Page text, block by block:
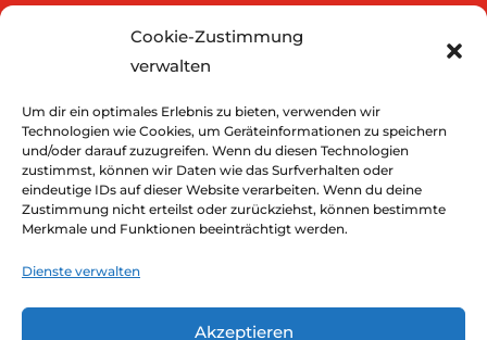
Cookie-Zustimmung
verwalten
Um dir ein optimales Erlebnis zu bieten, verwenden wir
Technologien wie Cookies, um Geräteinformationen zu speichern
und/oder darauf zuzugreifen. Wenn du diesen Technologien
zustimmst, können wir Daten wie das Surfverhalten oder
eindeutige IDs auf dieser Website verarbeiten. Wenn du deine
Zustimmung nicht erteilst oder zurückziehst, können bestimmte
Merkmale und Funktionen beeinträchtigt werden.
Dienste verwalten
Akzeptieren
A-3500 Krems
Tel.: 0664/2020141
office@thedreamers.at
Downloads
Impressum